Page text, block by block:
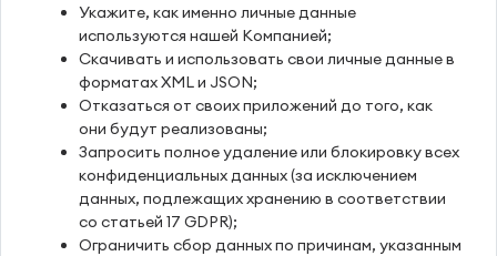
Укажите, как именно личные данные
используются нашей Компанией;
Скачивать и использовать свои личные данные в
форматах XML и JSON;
Отказаться от своих приложений до того, как
они будут реализованы;
Запросить полное удаление или блокировку всех
конфиденциальных данных (за исключением
данных, подлежащих хранению в соответствии
со статьей 17 GDPR);
Ограничить сбор данных по причинам, указанным